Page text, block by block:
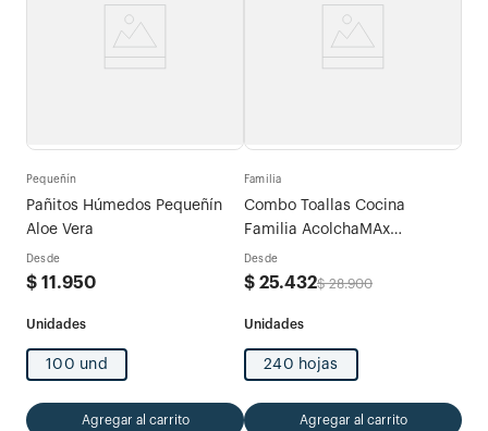
Pequeñín
Pañitos Húmedos Pequeñín
Aloe Vera
Desde
$ 11 .950
100 und
Agregar al carrito
Familia
Combo Toallas Cocina
Familia AcolchaMAx
Megarollo Decoradas 2 rollos
x 120 hojas
Desde
$ 25.432$ 28.900
240 hojas
Agregar al carrito